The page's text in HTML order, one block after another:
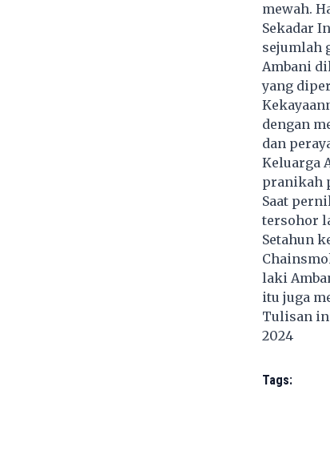
mewah.
Sekadar
sejumlah
Ambani
yang
dengan
dan
Keluarga
pranikah
Saat
tersohor
Setahun
laki
itu juga
Tulisan
2024
Tags: